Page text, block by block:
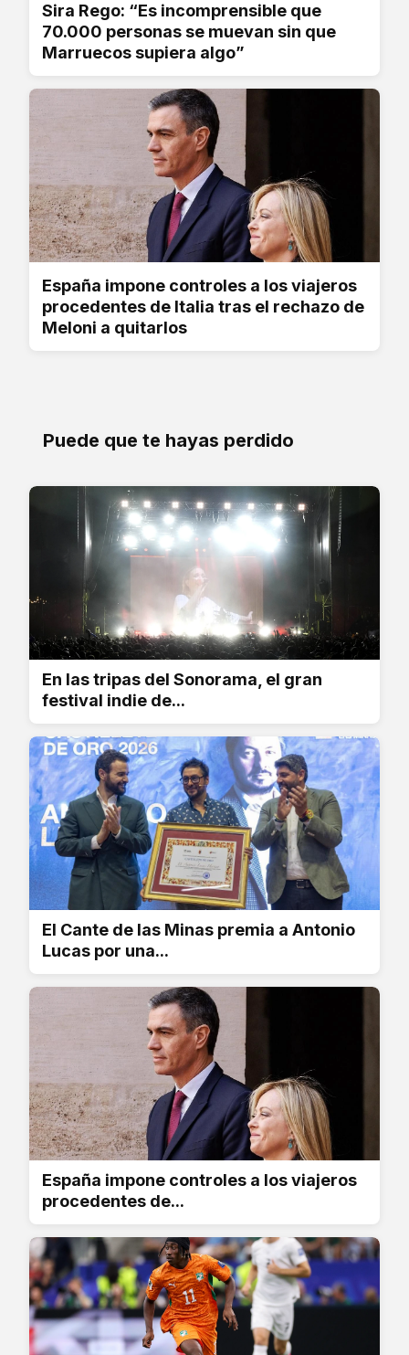
Sira Rego: “Es incomprensible que
70.000 personas se muevan sin que
Marruecos supiera algo”
España impone controles a los viajeros
procedentes de Italia tras el rechazo de
Meloni a quitarlos
Puede que te hayas perdido
En las tripas del Sonorama, el gran
festival indie de...
El Cante de las Minas premia a Antonio
Lucas por una...
España impone controles a los viajeros
procedentes de...